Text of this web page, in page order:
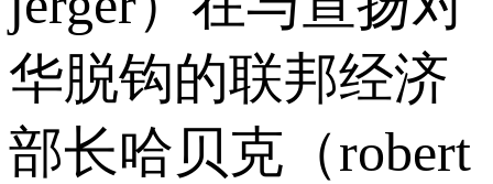
华脱钩的联邦经济
部长哈贝克（robert